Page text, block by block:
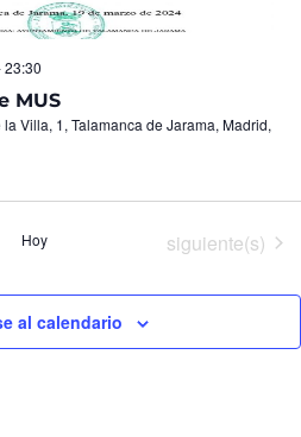
MUS
23:30
la Villa, 1, Talamanca de Jarama, Madrid,
Hoy Eventos
siguiente(s)
al calendario